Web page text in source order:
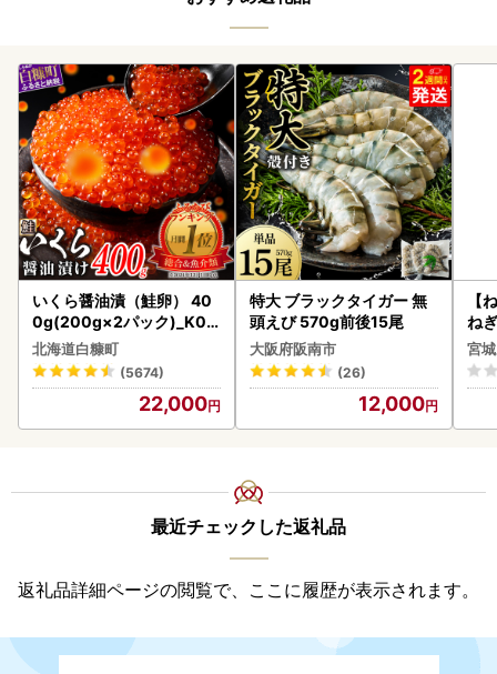
いくら醤油漬（鮭卵） 40
0g(200g×2パック)_K02
2-1676
北海道白糠町
(5674)
22,000
特大 ブラックタイガー 無
頭えび 570g前後15尾
大阪府阪南市
(26)
12,000
【
ね
宮
最近チェックした返礼品
返礼品詳細ページの閲覧で、ここに履歴が表示されます。